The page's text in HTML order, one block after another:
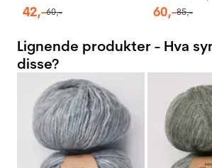
42,-60,- 60,-85,-
Lignende produkter - Hva
disse?